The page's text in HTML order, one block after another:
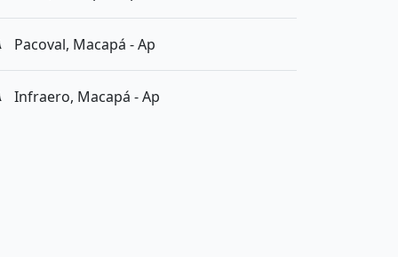
Pacoval, Macapá - Ap
Infraero, Macapá - Ap